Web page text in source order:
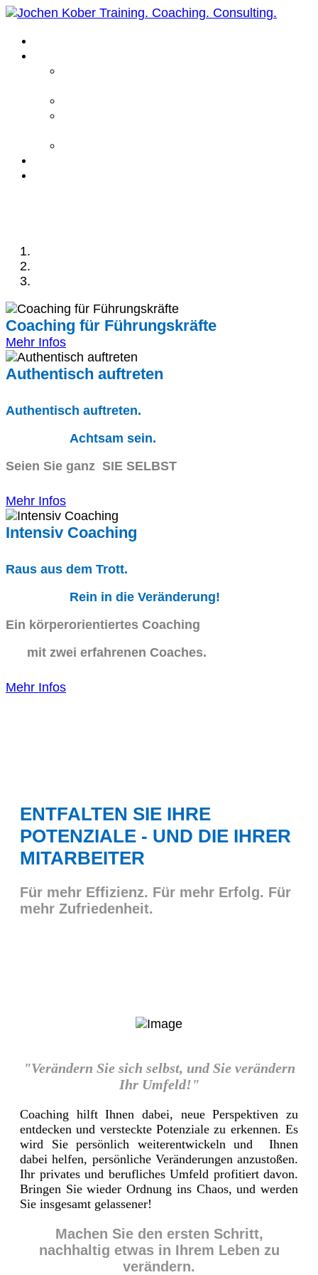
Coaching für Führungskräfte
Mehr Infos
Authentisch auftreten
Authentisch auftreten.
Achtsam sein.
Seien Sie ganz SIE SELBST
Mehr Infos
Intensiv Coaching
Raus aus dem Trott.
Rein in die Veränderung!
Ein körperorientiertes Coaching
mit zwei erfahrenen Coaches.
Mehr Infos
ENTFALTEN SIE IHRE
POTENZIALE - UND DIE IHRER
MITARBEITER
Für mehr Effizienz. Für mehr Erfolg. Für
mehr Zufriedenheit.
"Verändern Sie sich selbst, und Sie verändern
Ihr Umfeld!"
Coaching hilft Ihnen dabei, neue Perspektiven zu
entdecken und versteckte Potenziale zu erkennen. Es
wird Sie persönlich weiterentwickeln und Ihnen
dabei helfen, persönliche Veränderungen anzustoßen.
Ihr privates und berufliches Umfeld profitiert davon.
Bringen Sie wieder Ordnung ins Chaos, und werden
Sie insgesamt gelassener!
Machen Sie den ersten Schritt,
nachhaltig etwas in Ihrem Leben zu
verändern.